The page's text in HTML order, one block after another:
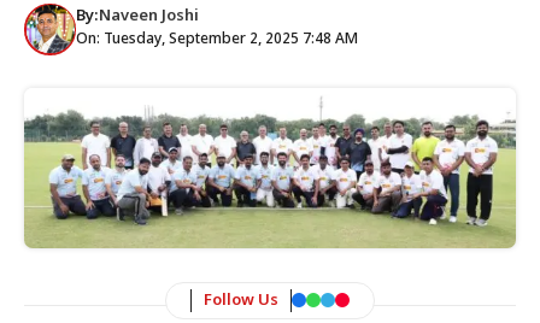
By:Naveen Joshi
On: Tuesday, September 2, 2025 7:48 AM
Follow Us